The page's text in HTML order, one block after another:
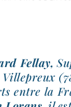
Fellay,
entre la